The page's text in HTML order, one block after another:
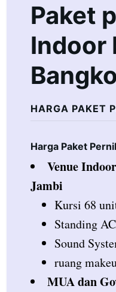
Paket
Indoor
HARGA PAKET
Harga Paket
Venue
Jambi
Kursi 68
Standing
Sound
ruang
MUA dan